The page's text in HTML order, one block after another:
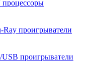
проигрыватели
проигрыватели